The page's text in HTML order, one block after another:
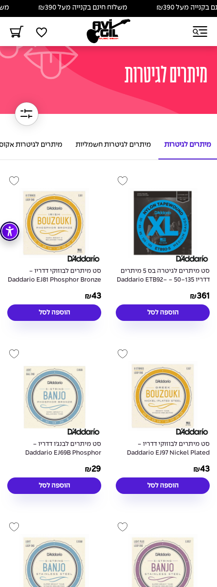
מעל ₪390 משלוח חינם בקנייה מעל ₪390 משלוח
מיתרים לגיטרות
מיתרים לגיטרות מיתרים לגיטרות חשמליות מיתרים לגיטרות
סט מיתרים לגיטרה בס 5 מיתרים
דדריו 50-135 - Daddario ETB92-
₪361
הוספה לסל
סט מיתרים לבוזוקי דדריו -
Daddario EJ81 Phosphor Bronze
₪43
הוספה לסל
סט מיתרים לבוזוקי דדריו -
Daddario EJ97 Nickel Plated
₪43
הוספה לסל
סט מיתרים לבנג'ו דדריו -
Daddario EJ69B Phosphor
₪29
הוספה לסל